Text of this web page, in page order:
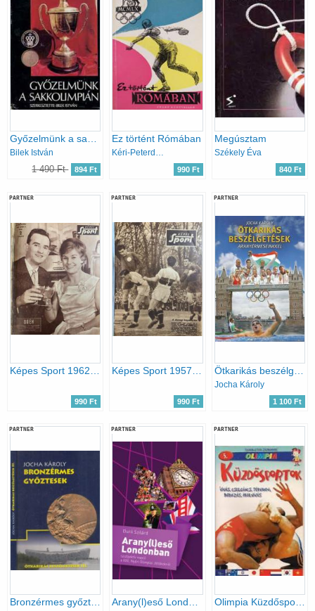
Bilek István
1 490 Ft 894 Ft
Ez történt Rómában
Kéri-Peterdi-Szebenyi-Szűcs
990 Ft
Megúsztam
Székely Éva
840 Ft
PARTNER
990 Ft
PARTNER
990 Ft
PARTNER
Jocha Károly
1 100 Ft
PARTNER
Bronzérmes győztesek (dedikált)- Ötkarikás beszélgetések III.
PARTNER
Arany(l)eső Londonban - szubjektív napló a XXX. Nyári Olimpiai Játékokról
PARTNER
Olimpia Küzdősportok